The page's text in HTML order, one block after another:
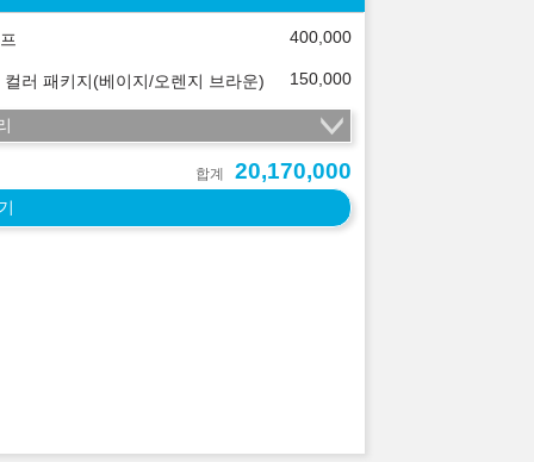
400,000
컬러 패키지(베이지/오렌지 브라운) 150,000
합계 20,170,000